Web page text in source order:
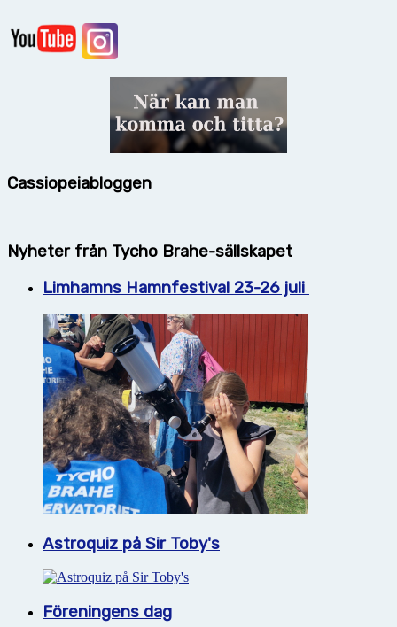
Cassiopeiabloggen
Nyheter från Tycho Brahe-sällskapet
Limhamns Hamnfestival 23-26 juli
Astroquiz på Sir Toby's
Föreningens dag